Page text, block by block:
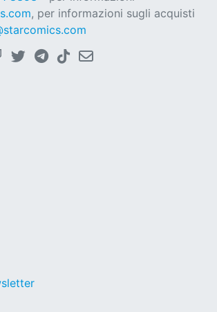
, per informazioni sugli acquisti